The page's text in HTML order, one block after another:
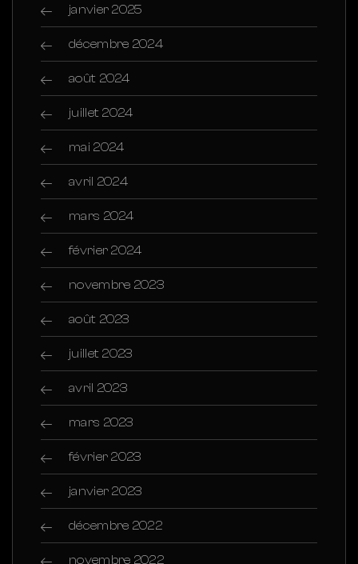
janvier 2025
décembre 2024
août 2024
juillet 2024
mai 2024
avril 2024
mars 2024
février 2024
novembre 2023
août 2023
juillet 2023
avril 2023
mars 2023
février 2023
janvier 2023
décembre 2022
novembre 2022